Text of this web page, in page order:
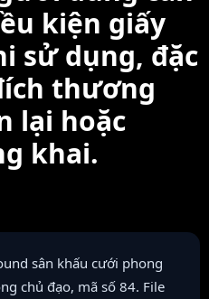
kiện giấy
sử dụng, đặc
thương
lại hoặc
khai.
sân khấu cưới phong
chủ đạo, mã số 84. File